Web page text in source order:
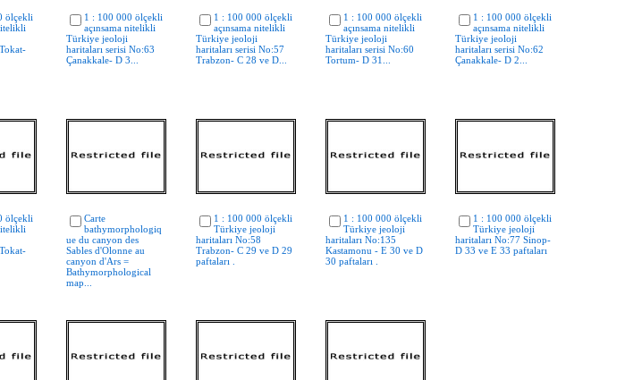
ölçekli
1 : 100 000 ölçekli
açınsama nitelikli
Türkiye jeoloji
haritaları serisi No:63
Çanakkale- D 3...
1 : 100 000 ölçekli
açınsama nitelikli
Türkiye jeoloji
haritaları serisi No:57
Trabzon- C 28 ve D...
1 : 100 000 ölçekli
açınsama nitelikli
Türkiye jeoloji
haritaları serisi No:60
Tortum- D 31...
1 : 100 000 ölçekli
açınsama nitelikli
Türkiye jeoloji
haritaları serisi No:62
Çanakkale- D 2...
ölçekli
Carte
bathymorphologiq
ue du canyon des
Sables d'Olonne au
canyon d'Ars =
Bathymorphological
map...
1 : 100 000 ölçekli
Türkiye jeoloji
haritaları No:58
Trabzon- C 29 ve D 29
paftaları .
1 : 100 000 ölçekli
Türkiye jeoloji
haritaları No:135
Kastamonu - E 30 ve D
30 paftaları .
1 : 100 000 ölçekli
Türkiye jeoloji
haritaları No:77 Sinop-
D 33 ve E 33 paftaları